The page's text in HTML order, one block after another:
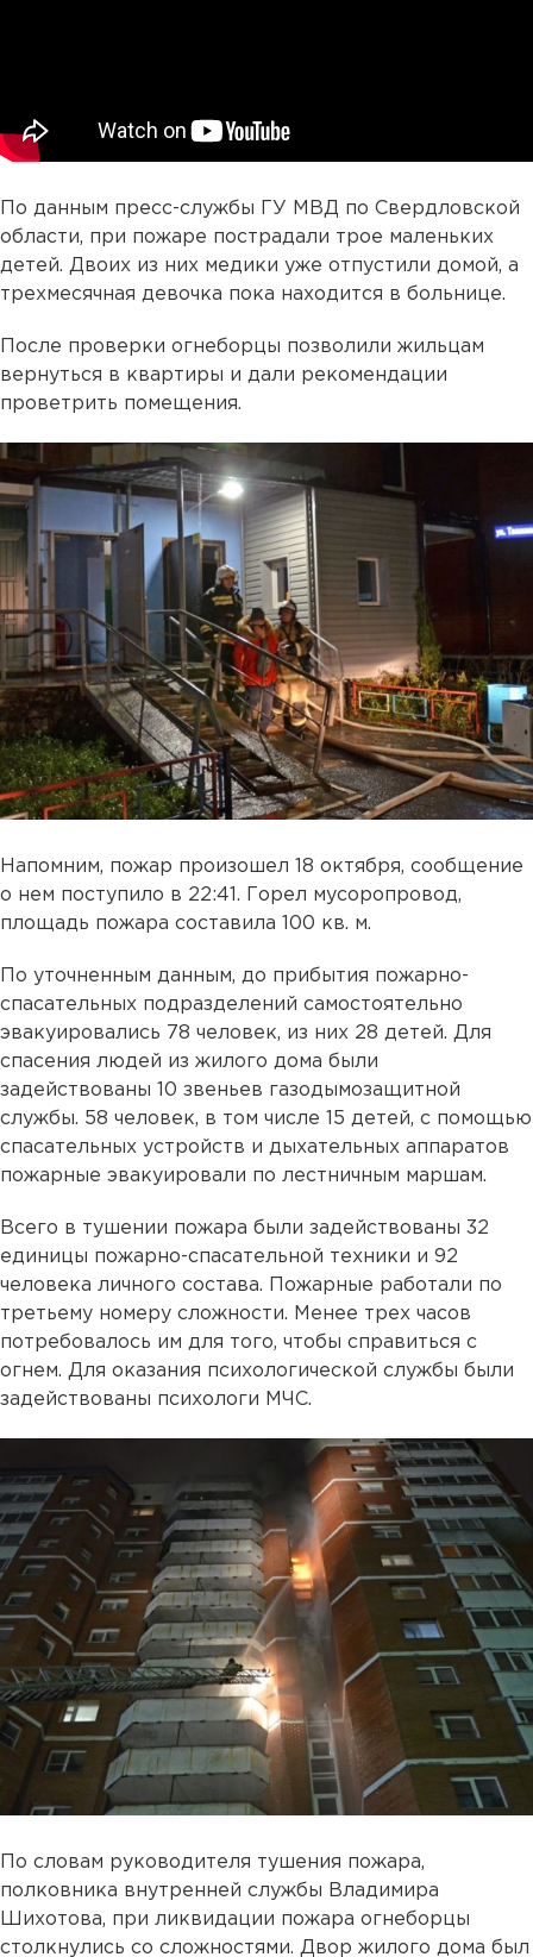
По данным пресс-службы ГУ МВД по Свердловской
области, при пожаре пострадали трое маленьких
детей. Двоих из них медики уже отпустили домой, а
трехмесячная девочка пока находится в больнице.
После проверки огнеборцы позволили жильцам
вернуться в квартиры и дали рекомендации
проветрить помещения.
Напомним, пожар произошел 18 октября, сообщение
о нем поступило в 22:41. Горел мусоропровод,
площадь пожара составила 100 кв. м.
По уточненным данным, до прибытия пожарно-
спасательных подразделений самостоятельно
эвакуировались 78 человек, из них 28 детей. Для
спасения людей из жилого дома были
задействованы 10 звеньев газодымозащитной
службы. 58 человек, в том числе 15 детей, с помощью
спасательных устройств и дыхательных аппаратов
пожарные эвакуировали по лестничным маршам.
Всего в тушении пожара были задействованы 32
единицы пожарно-спасательной техники и 92
человека личного состава. Пожарные работали по
третьему номеру сложности. Менее трех часов
потребовалось им для того, чтобы справиться с
огнем. Для оказания психологической службы были
задействованы психологи МЧС.
По словам руководителя тушения пожара,
полковника внутренней службы Владимира
Шихотова, при ликвидации пожара огнеборцы
столкнулись со сложностями. Двор жилого дома был